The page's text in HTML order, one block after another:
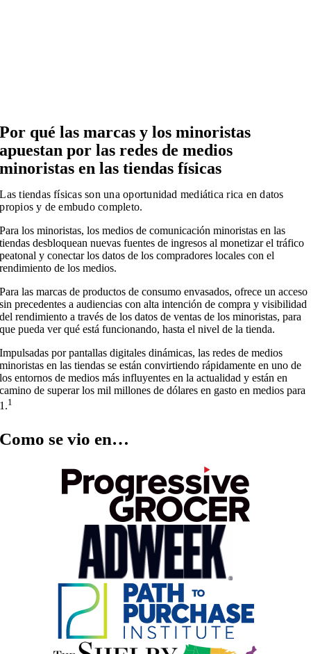
Por qué las marcas y los minoristas
apuestan por las redes de medios
minoristas en las tiendas físicas
Las tiendas físicas son una oportunidad mediática rica en datos
propios y de embudo completo.
Para los minoristas, los medios de comunicación minoristas en las
tiendas desbloquean nuevas fuentes de ingresos al monetizar el tráfico
peatonal y conectar los datos de los compradores locales con el
rendimiento de los medios.
Para las marcas de productos de consumo envasados, ofrece un acceso
sin precedentes a audiencias con alta intención de compra y visibilidad
del rendimiento a través de los datos de ventas de los minoristas, para
que pueda ver qué está funcionando, hasta el nivel de la tienda.
Impulsadas por pantallas digitales dinámicas, las redes de medios
minoristas en las tiendas se están convirtiendo rápidamente en uno de
los entornos de medios más influyentes en la actualidad y están en
camino de superar los mil millones de dólares en gasto en medios para
1.1
Como se vio en…